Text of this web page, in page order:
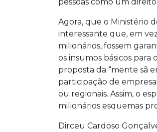
Agora, que o Ministério
interessante que, em
milionários, fossem
os insumos básicos
proposta da “mente sã
participação de
ou regionais. Assim, o
milionários esquemas
Dirceu Cardoso